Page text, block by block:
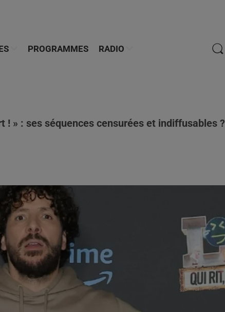
PROGRAMMES RADIO
! » : ses séquences censurées et indiffusables ?